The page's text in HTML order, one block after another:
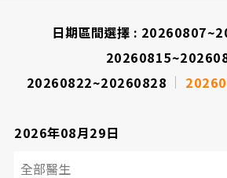
日期區間選擇 :
20260822~20260828
2026年08月29日